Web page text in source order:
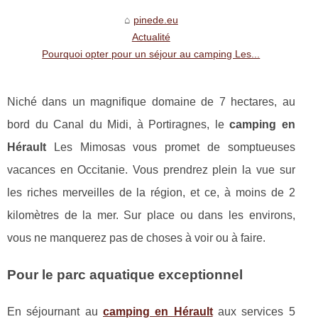
pinede.eu
Actualité
Pourquoi opter pour un séjour au camping Les...
Niché dans un magnifique domaine de 7 hectares, au
bord du Canal du Midi, à Portiragnes, lecamping en
Hérault Les Mimosas vous promet de somptueuses
vacances en Occitanie. Vous prendrez plein la vue sur
les riches merveilles de la région, et ce, à moins de 2
kilomètres de la mer. Sur place ou dans les environs,
vous ne manquerez pas de choses à voir ou à faire.
Pour le parc aquatique exceptionnel
En séjournant au camping en Héraultaux services 5